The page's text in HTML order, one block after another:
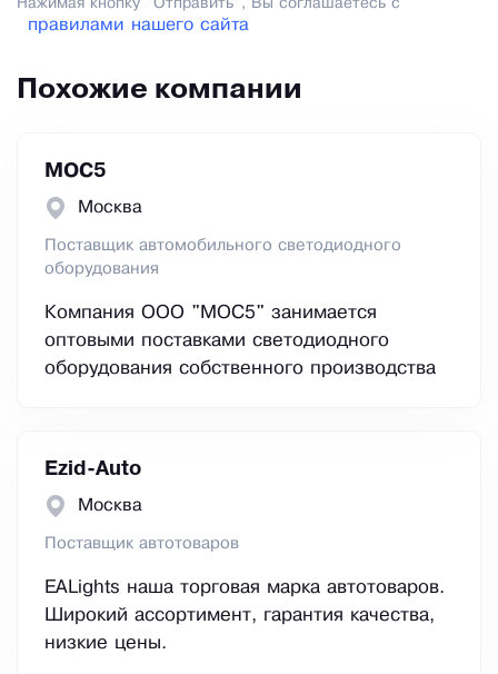
Нажимая кнопку "Отправить", Вы соглашаетесь с
правилами нашего сайта
Похожие компании
МОС5
Москва
Поставщик автомобильного светодиодного
оборудования
Компания ООО "МОС5" занимается
оптовыми поставками светодиодного
оборудования собственного производства
Ezid-Auto
Москва
Поставщик автотоваров
EALights наша торговая марка автотоваров.
Широкий ассортимент, гарантия качества,
низкие цены.